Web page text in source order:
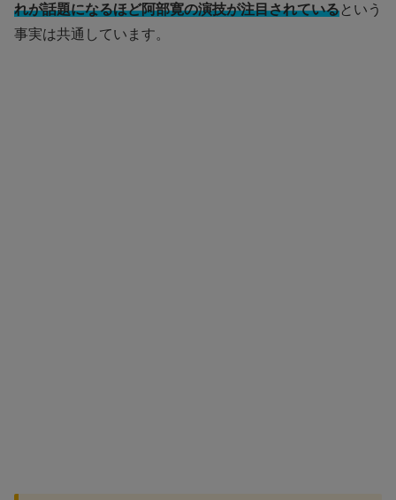
れが話題になるほど阿部寛の演技が注目されているという
事実は共通しています。